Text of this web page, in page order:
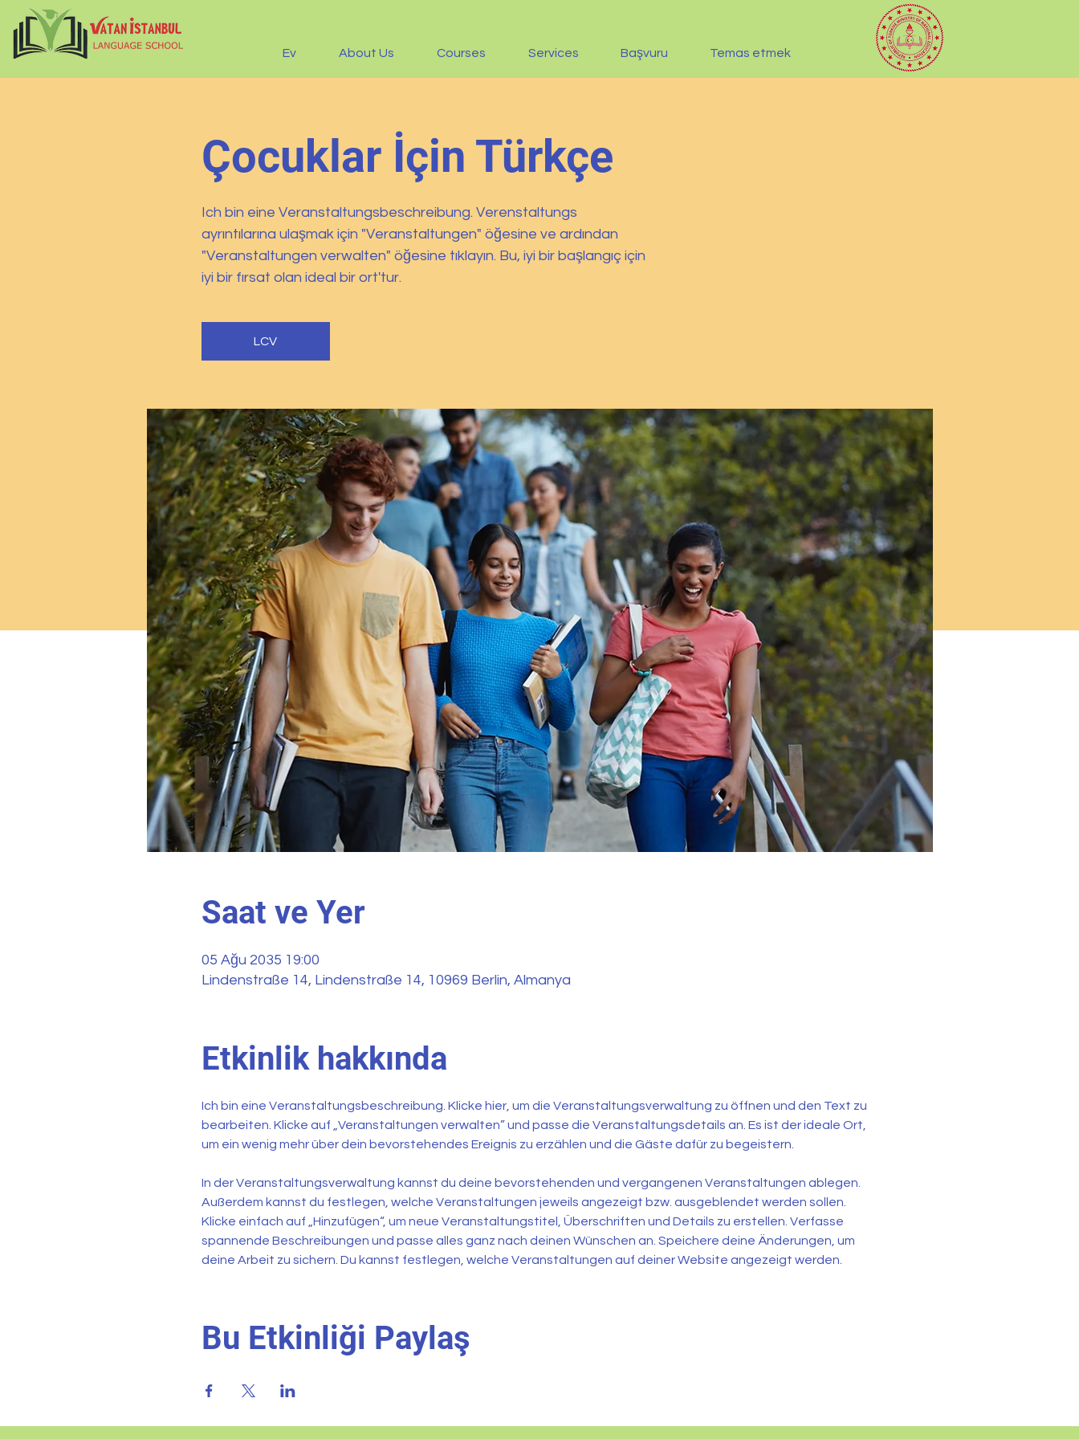
Ev About Us Courses Services Başvuru Temas etmek
Çocuklar İçin Türkçe
Ich bin eine Veranstaltungsbeschreibung. Verenstaltungs
ayrıntılarına ulaşmak için "Veranstaltungen" öğesine ve ardından
"Veranstaltungen verwalten" öğesine tıklayın. Bu, iyi bir başlangıç için
iyi bir fırsat olan ideal bir ort'tur.
LCV
Saat ve Yer
05 Ağu 2035 19:00
Lindenstraße 14, Lindenstraße 14, 10969 Berlin, Almanya
Etkinlik hakkında
Ich bin eine Veranstaltungsbeschreibung. Klicke hier, um die Veranstaltungsverwaltung zu öffnen und den Text zu
bearbeiten. Klicke auf „Veranstaltungen verwalten” und passe die Veranstaltungsdetails an. Es ist der ideale Ort,
um ein wenig mehr über dein bevorstehendes Ereignis zu erzählen und die Gäste dafür zu begeistern.
In der Veranstaltungsverwaltung kannst du deine bevorstehenden und vergangenen Veranstaltungen ablegen.
Außerdem kannst du festlegen, welche Veranstaltungen jeweils angezeigt bzw. ausgeblendet werden sollen.
Klicke einfach auf „Hinzufügen“, um neue Veranstaltungstitel, Überschriften und Details zu erstellen. Verfasse
spannende Beschreibungen und passe alles ganz nach deinen Wünschen an. Speichere deine Änderungen, um
deine Arbeit zu sichern. Du kannst festlegen, welche Veranstaltungen auf deiner Website angezeigt werden.
Bu Etkinliği Paylaş